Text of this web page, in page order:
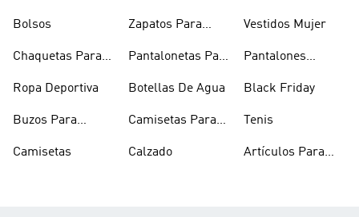
Bolsos
Chaquetas Para
Ropa Deportiva
Buzos Para
Camisetas
Zapatos Para
Pantalonetas Para
Botellas De Agua
Camisetas Para
Calzado
Vestidos Mujer
Pantalones
Black Friday
Tenis
Artículos Para